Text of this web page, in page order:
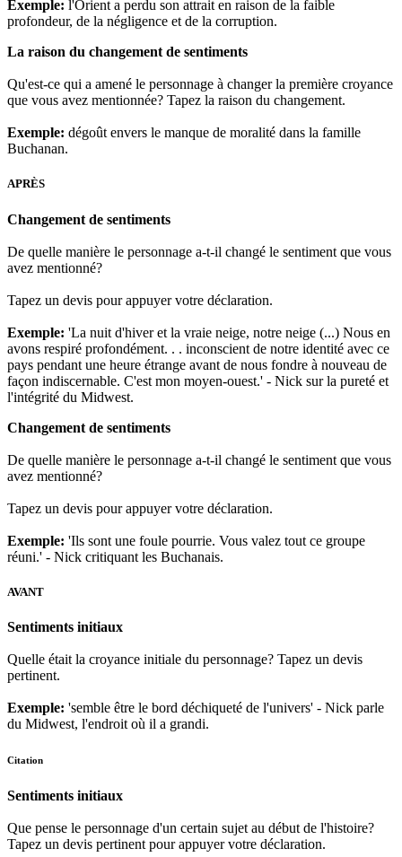
Exemple: l'Orient a perdu son attrait en raison de la faible
profondeur, de la négligence et de la corruption.
La raison du changement de sentiments
Qu'est-ce qui a amené le personnage à changer la première croyance
que vous avez mentionnée? Tapez la raison du changement.
Exemple: dégoût envers le manque de moralité dans la famille
Buchanan.
APRÈS
Changement de sentiments
De quelle manière le personnage a-t-il changé le sentiment que vous
avez mentionné?
Tapez un devis pour appuyer votre déclaration.
Exemple: 'La nuit d'hiver et la vraie neige, notre neige (...) Nous en
avons respiré profondément. . . inconscient de notre identité avec ce
pays pendant une heure étrange avant de nous fondre à nouveau de
façon indiscernable. C'est mon moyen-ouest.' - Nick sur la pureté et
l'intégrité du Midwest.
Changement de sentiments
De quelle manière le personnage a-t-il changé le sentiment que vous
avez mentionné?
Tapez un devis pour appuyer votre déclaration.
Exemple: 'Ils sont une foule pourrie. Vous valez tout ce groupe
réuni.' - Nick critiquant les Buchanais.
AVANT
Sentiments initiaux
Quelle était la croyance initiale du personnage? Tapez un devis
pertinent.
Exemple: 'semble être le bord déchiqueté de l'univers' - Nick parle
du Midwest, l'endroit où il a grandi.
Citation
Sentiments initiaux
Que pense le personnage d'un certain sujet au début de l'histoire?
Tapez un devis pertinent pour appuyer votre déclaration.